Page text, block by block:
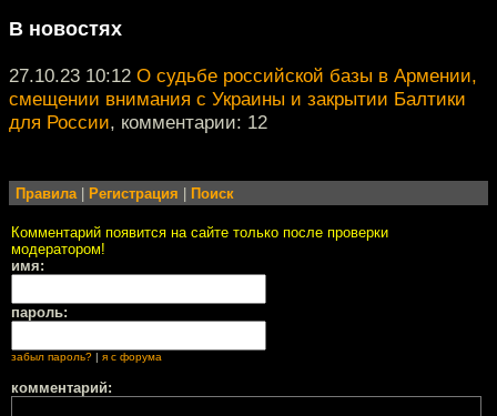
В новостях
27.10.23 10:12 О судьбе российской базы в Армении,
смещении внимания с Украины и закрытии Балтики
для России, комментарии: 12
Правила| Регистрация Поиск
Комментарий появится на сайте только после проверки
модератором!
имя:
пароль:
забыл пароль? я с форума
комментарий: